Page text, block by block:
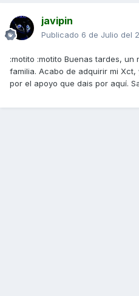
javipin
Publicado 6 de Julio del
:motito :motito Buenas tardes,
familia. Acabo de adquirir mi
por el apoyo que dais por aquí.